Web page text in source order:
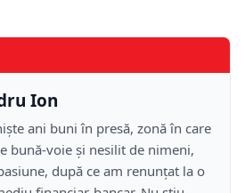
Ion
ani buni în presă, zonă în care
bună-voie și nesilit de nimeni,
după ce am renunțat la o